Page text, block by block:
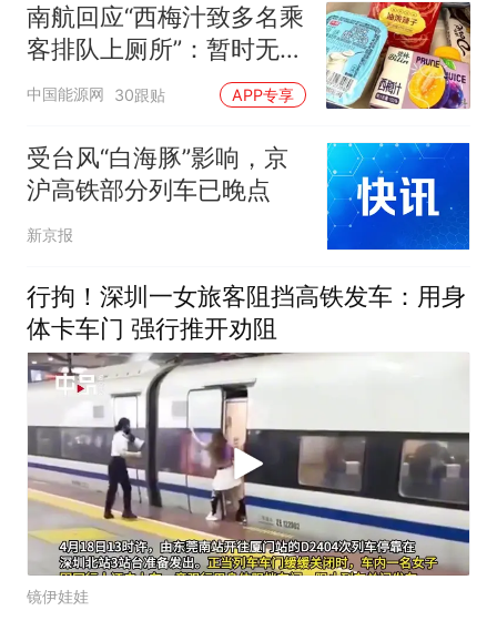
南航回应“西梅汁致多名乘
客排队上厕所”：暂时无法
核查是否发放西梅汁
中国能源网 30跟贴 APP专享
受台风“白海豚”影响，京
沪高铁部分列车已晚点
新京报
行拘！深圳一女旅客阻挡高铁发车：用身
体卡车门 强行推开劝阻
镜伊娃娃